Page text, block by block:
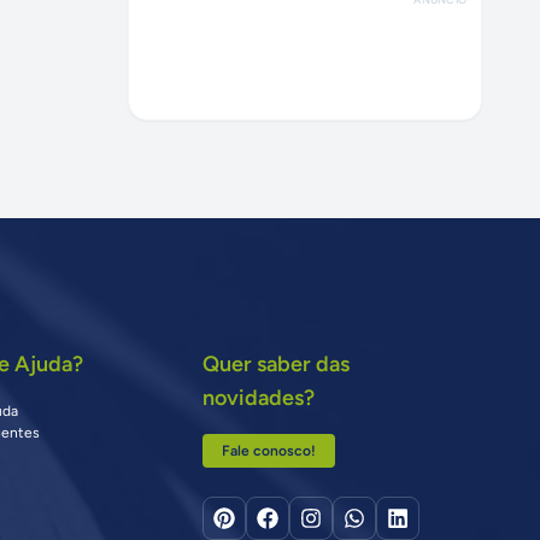
Ajuda?
Quer saber das
novidades?
Fale conosco!